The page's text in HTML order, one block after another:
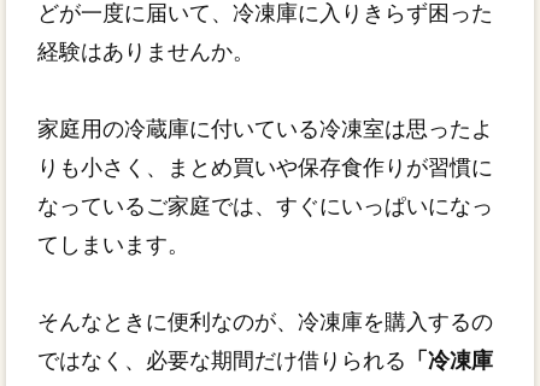
どが一度に届いて、冷凍庫に入りきらず困った
経験はありませんか。
家庭用の冷蔵庫に付いている冷凍室は思ったよ
りも小さく、まとめ買いや保存食作りが習慣に
なっているご家庭では、すぐにいっぱいになっ
てしまいます。
そんなときに便利なのが、冷凍庫を購入するの
ではなく、必要な期間だけ借りられる 「冷凍庫